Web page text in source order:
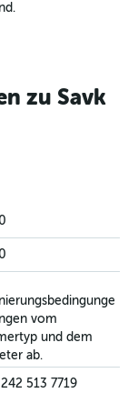
zu Savk
vom
und dem
ab.
513 7719